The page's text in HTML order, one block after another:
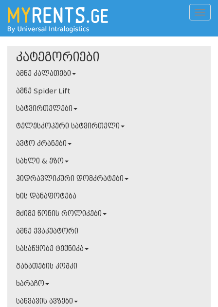
კატეგორიები
ამწე კალათები
ამწე Spider Lift
სატვირთელები
ტელესკოპური სატვირთელი
ავტო კრანები
სახლი & ეზო
ჰიდრავლიკური დომკრატები
ხის დანაფოტება
მძიმე წონის როლიკები
ამწე ევაკუატორი
სასაწყობე ტექნიკა
განათების კოშკი
ხარაჩო
საწვავის ავზები